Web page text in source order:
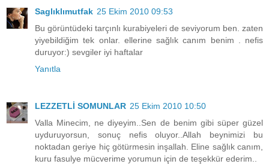
Saglıklımutfak 25 Ekim 2010 09:53
Bu görüntüdeki tarçınlı kurabiyeleri de seviyorum ben. zaten
yiyebildiğim tek onlar. ellerine sağlık canım benim . nefis
duruyor:) sevgiler iyi haftalar
Yanıtla
LEZZETLİ SOMUNLAR 25 Ekim 2010 10:50
Valla Minecim, ne diyeyim..Sen de benim gibi süper güzel
uyduruyorsun, sonuç nefis oluyor..Allah beynimizi bu
noktadan geriye hiç götürmesin inşallah. Eline sağlık canım,
kuru fasulye mücverime yorumun için de teşekkür ederim..